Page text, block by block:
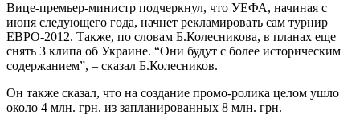
Вице-премьер-министр подчеркнул, что УЕФА, начиная с
июня следующего года, начнет рекламировать сам турнир
ЕВРО-2012. Также, по словам Б.Колесникова, в планах еще
снять 3 клипа об Украине. “Они будут с более историческим
содержанием”, – сказал Б.Колесников.
Он также сказал, что на создание промо-ролика целом ушло
около 4 млн. грн. из запланированных 8 млн. грн.